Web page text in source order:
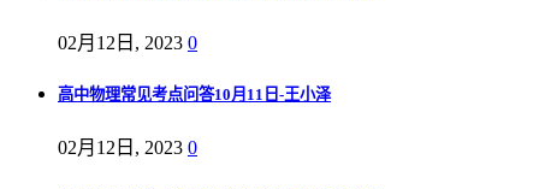
02月12日, 2023 0
高中物理常见考点问答10月11日-王小泽
02月12日, 2023 0